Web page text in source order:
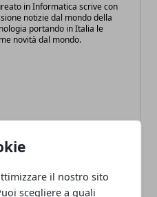
il nostro sito
scegliere a quali
in Informatica scrive con
notizie dal mondo della
portando in Italia le
novità dal mondo.